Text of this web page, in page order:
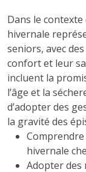
Dans le
hivernale
seniors, avec
confort et leur
incluent la
l’âge et la
d’adopter des
la gravité des
hivernale
Adopter des